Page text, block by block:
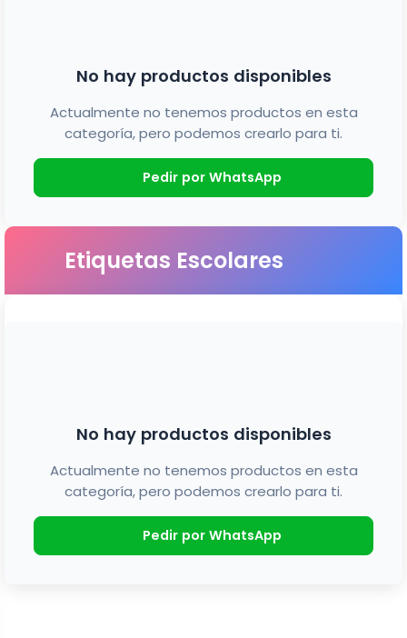
No hay productos disponibles
Actualmente no tenemos productos en esta
categoría, pero podemos crearlo para ti.
Pedir por WhatsApp
Etiquetas Escolares
No hay productos disponibles
Actualmente no tenemos productos en esta
categoría, pero podemos crearlo para ti.
Pedir por WhatsApp